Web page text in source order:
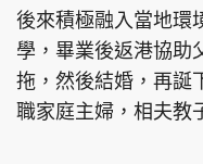
後來積極融入當地環
學，畢業後返港協助
拖，然後結婚，再誕
職家庭主婦，相夫教